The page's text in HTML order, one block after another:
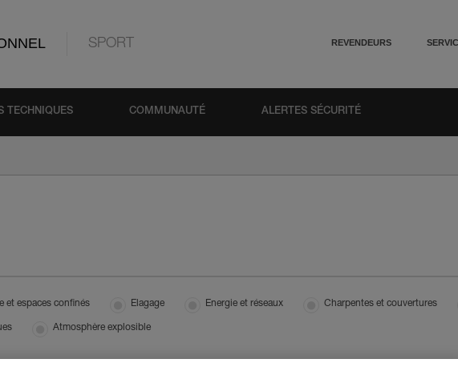
SPORT REVENDEURS
TECHNIQUES COMMUNAUTÉ ALERTES SÉCURITÉ
et espaces confinés Elagage Energie et réseaux Charpentes et couvertures
Atmosphère explosible